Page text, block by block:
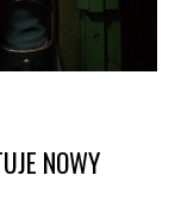
NOWY